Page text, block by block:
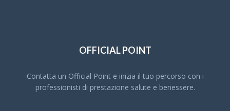
OFFICIAL POINT
Contatta un Official Point e inizia il tuo percorso con i
professionisti di prestazione salute e benessere.